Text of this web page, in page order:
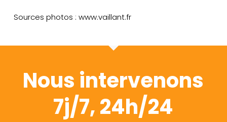
Sources photos : www.vaillant.fr
Nous intervenons
7j/7, 24h/24